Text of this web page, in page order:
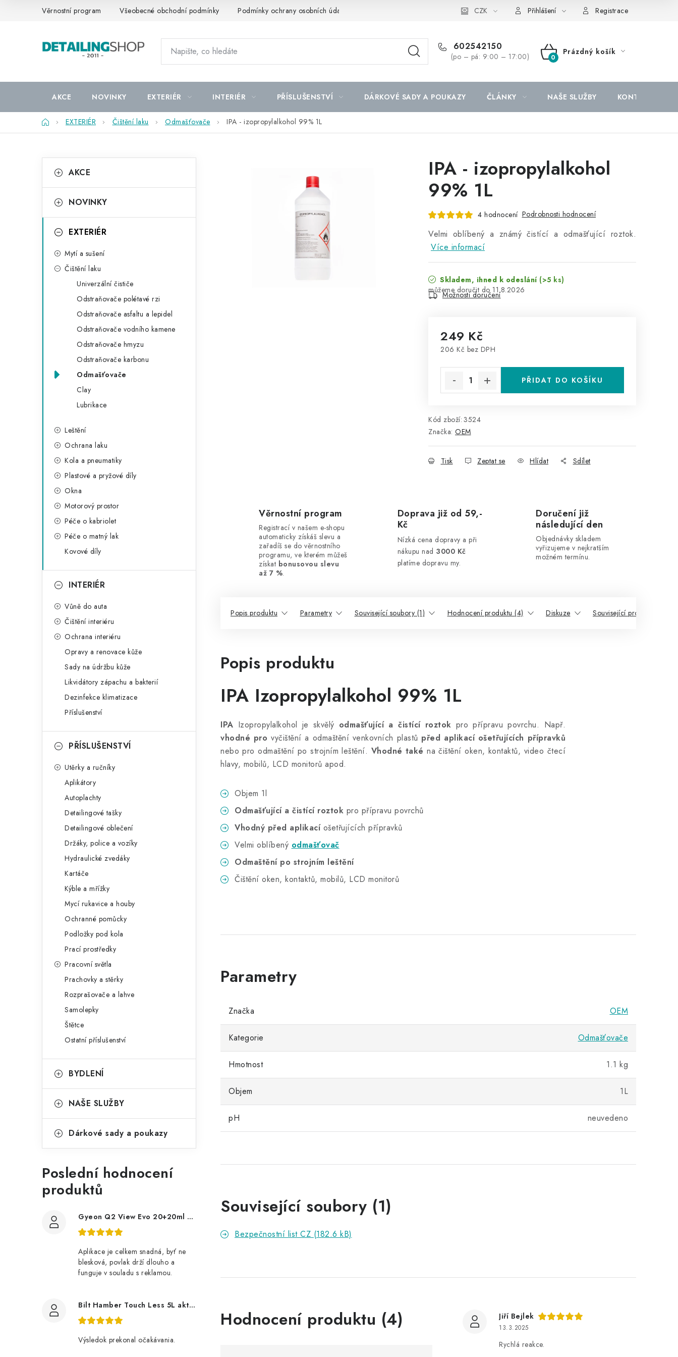
Věrnostní program Všeobecné obchodní podmínky Podmínky ochrany osobních údajů CZK Přihlášení Registrace
602542150
(po – pá: 9:00 – 17:00)
NÁKUPNÍ
Prázdný košík
AKCE NOVINKY EXTERIÉR INTERIÉR PŘÍSLUŠENSTVÍ DÁRKOVÉ SADY A POUKAZY ČLÁNKY NAŠE SLUŽBY KONTAKTY
DomůEXTERIÉR Čištění laku Odmašťovače IPA - izopropylalkohol 99% 1L
o
t
kategorie
a
e
AKCE
NOVINKY
EXTERIÉR
Mytí a sušení
Čištění laku
Univerzální čističe
Odstraňovače polétavé rzi
Odstraňovače asfaltu a lepidel
Odstraňovače vodního kamene
Odstraňovače hmyzu
Odstraňovače karbonu
Odmašťovače
Clay
Lubrikace
Leštění
Ochrana laku
Kola a pneumatiky
Plastové a pryžové díly
Okna
Motorový prostor
Péče o kabriolet
Péče o matný lak
Kovové díly
INTERIÉR
Vůně do auta
Čištění interiéru
Ochrana interiéru
Opravy a renovace kůže
Sady na údržbu kůže
Likvidátory zápachu a bakterií
Dezinfekce klimatizace
Příslušenství
PŘÍSLUŠENSTVÍ
Utěrky a ručníky
Aplikátory
Autoplachty
Detailingové tašky
Detailingové oblečení
Držáky, police a vozíky
Hydraulické zvedáky
Kartáče
Kýble a mřížky
Mycí rukavice a houby
Ochranné pomůcky
Podložky pod kola
Prací prostředky
Pracovní světla
Prachovky a stěrky
Rozprašovače a lahve
Samolepky
Štětce
Ostatní příslušenství
BYDLENÍ
NAŠE SLUŽBY
Dárkové sady a poukazy
Poslední hodnocení
produktů
Gyeon Q2 View Evo 20+20ml nanopovlak na okna
Aplikace je celkem snadná, byť ne
blesková, povlak drží dlouho a
funguje v souladu s reklamou.
Bilt Hamber Touch Less 5L aktivní pěna
Výsledok prekonal očakávania.
IPA - izopropylalkohol
99% 1L
4 hodnocení Podrobnosti hodnocení
Velmi oblíbený a známý čistící a odmašťující roztok.
Více informací
Skladem, ihned k odeslání (>5 ks)
11.8.2026
Možnosti doručení
249 Kč
206 Kč bez DPH
PŘIDAT DO KOŠÍKU
Kód zboží: 3524
Značka: OEM
Tisk Zeptat se Hlídat Sdílet
Věrnostní program
Registrací v našem e-shopu
automaticky získáš slevu a
zařadíš se do věrnostního
programu, ve kterém můžeš
získat bonusovou slevu
až 7 %.
Doprava již od 59,-
Kč
Nízká cena dopravy a při
nákupu nad 3000 Kč
platíme dopravu my.
Doručení již
následující den
Objednávky skladem
vyřizujeme v nejkratším
možném termínu.
Popis produktu Parametry Související soubory (1) Hodnocení produktu (4) Diskuze Související produkty
Popis produktu
IPA Izopropylalkohol 99% 1L
IPA Izopropylalkohol je skvělý odmašťující a čistící roztok pro přípravu povrchu. Např.
vhodné pro vyčištění a odmaštění venkovních plastů před aplikací ošetřujících přípravků
nebo pro odmaštění po strojním leštění. Vhodné také na čištění oken, kontaktů, video čtecí
hlavy, mobilů, LCD monitorů apod.
Objem 1l
Odmašťující a čistící roztok pro přípravu povrchů
Vhodný před aplikací ošetřujících přípravků
Velmi oblíbený odmašťovač
Odmaštění po strojním leštění
Čištění oken, kontaktů, mobilů, LCD monitorů
Značka OEM
Kategorie Odmašťovače
Hmotnost 1.1 kg
Objem 1L
pH neuvedeno
Související soubory (1)
Bezpečnostní list CZ (182.6 kB)
Hodnocení produktu (4)
V
Jiří Bejlek
13.3.2025
Rychlá reakce.